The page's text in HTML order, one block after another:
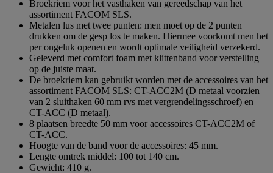
Broekriem voor het vasthaken van gereedschap van het
assortiment FACOM SLS.
Metalen lus met twee punten: men moet op de 2 punten
drukken om de gesp los te maken. Hiermee voorkomt men het
per ongeluk openen en wordt optimale veiligheid verzekerd.
Geleverd met comfort foam met klittenband voor verstelling
op de juiste maat.
De broekriem kan gebruikt worden met de accessoires van het
assortiment FACOM SLS: CT-ACC2M (D metaal voorzien
van 2 sluithaken 60 mm rvs met vergrendelingsschroef) en
CT-ACC (D metaal).
8 plaatsen breedte 50 mm voor accessoires CT-ACC2M of
CT-ACC.
Hoogte van de band voor de accessoires: 45 mm.
Lengte omtrek middel: 100 tot 140 cm.
Gewicht: 410 g.